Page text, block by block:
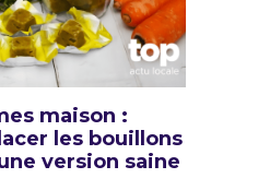
maison :
les bouillons
version saine